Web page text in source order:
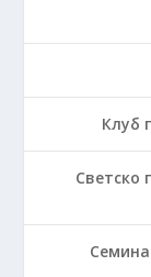
Клуб
Светско